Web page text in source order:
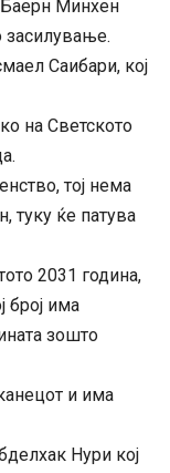
Баерн Минхен
Саибари, кој
на Светското
тој нема
туку ќе патува
2031 година,
број има
зошто
и има
Нури кој